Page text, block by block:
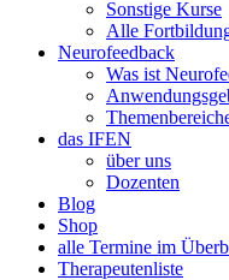
Sonstige Kurse
Alle
Neurofeedback
Was ist
das IFEN
über uns
Dozenten
Blog
Shop
alle Termine im
Therapeutenliste